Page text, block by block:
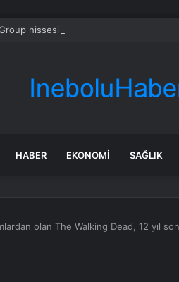
hissesi 12 Ağustos’taki kazanç
HABER EKONOMI SAĞLIK
olan The Walking Dead, 12 yıl